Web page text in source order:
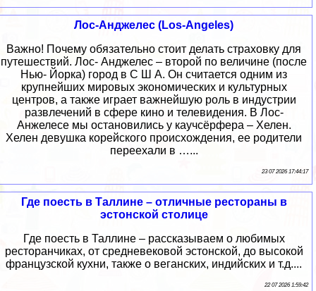
Лос-Анджелес (Los-Angeles)
Важно! Почему обязательно стоит делать страховку для
путешествий. Лос- Анджелес – второй по величине (после
Нью- Йорка) город в С Ш А. Он считается одним из
крупнейших мировых экономических и культурных
центров, а также играет важнейшую роль в индустрии
развлечений в сфере кино и телевидения. В Лос-
Анжелесе мы остановились у каучсёрфера – Хелен.
Хелен девушка корейского происхождения, ее родители
переехали в …...
23 07 2026 17:44:17
Где поесть в Таллине – отличные рестораны в
эстонской столице
Где поесть в Таллине – рассказываем о любимых
ресторанчиках, от средневековой эстонской, до высокой
французской кухни, также о веганских, индийских и т.д....
22 07 2026 1:59:42